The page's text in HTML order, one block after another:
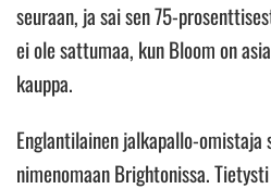
seuraan, ja sai sen 75-
ei ole sattumaa, kun Bloom on
kauppa.
Englantilainen jalkapallo-omistaja
nimenomaan Brightonissa.